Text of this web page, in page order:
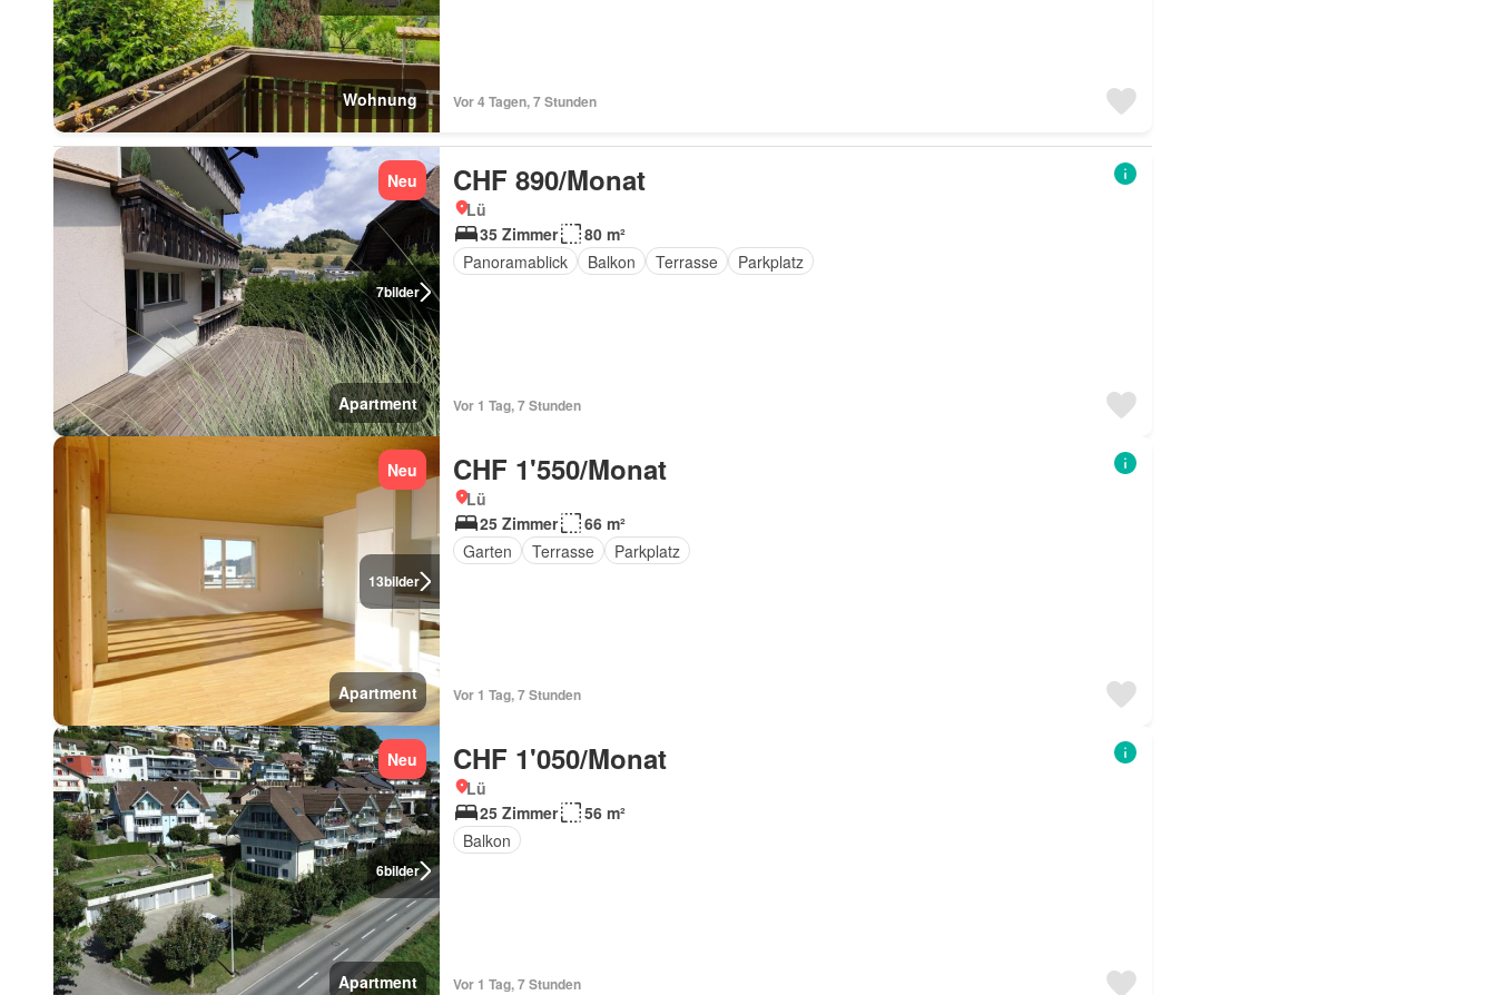
Wohnung Vor 4 Tagen, 7 Stunden
7bilder
Neu
Apartment
CHF 890/Monat
Lü
35 Zimmer
80 m²
Panoramablick
Balkon Terrasse Parkplatz
Vor 1 Tag, 7 Stunden
13bilder
Neu
Apartment
CHF 1'550/Monat
Lü
25 Zimmer
66 m²
Garten
Terrasse Parkplatz
Vor 1 Tag, 7 Stunden
6bilder
Neu
Apartment
CHF 1'050/Monat
Lü
25 Zimmer
56 m²
Balkon
Vor 1 Tag, 7 Stunden